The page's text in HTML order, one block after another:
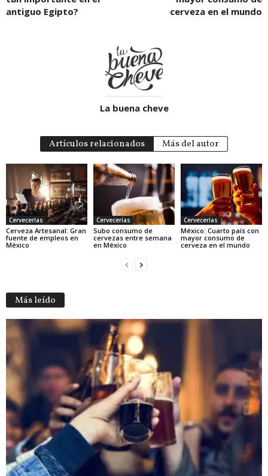
antiguo Egipto?
cerveza en el mundo
La buena cheve
Artículos relacionados Más del autor
Cervecerías
Cerveza Artesanal: Gran
fuente de empleos en
México
Cervecerías
Subo consumo de
cervezas entre semana
en México
Cervecerías
México: Cuarto país con
mayor consumo de
cerveza en el mundo
Más leído